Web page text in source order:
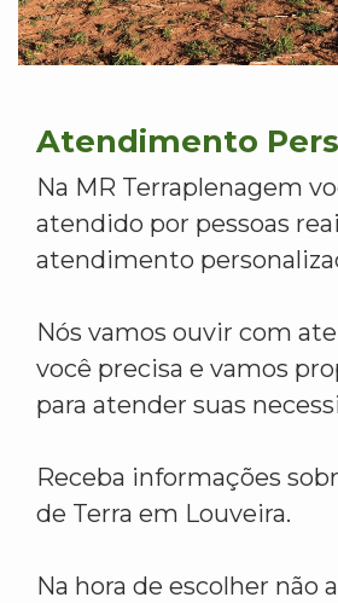
Atendimento
Na MR Terraplenagem
atendido por pessoas
atendimento
Nós vamos ouvir com
você precisa e vamos
para atender suas
Receba informações
de Terra em Louveira.
Na hora de escolher não